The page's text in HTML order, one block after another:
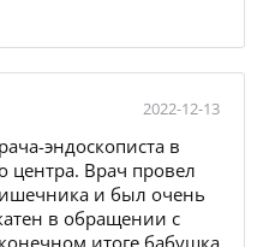
2022-12-13
эндоскописта в
центра. Врач провел
и был очень
в обращении с
итоге бабушка